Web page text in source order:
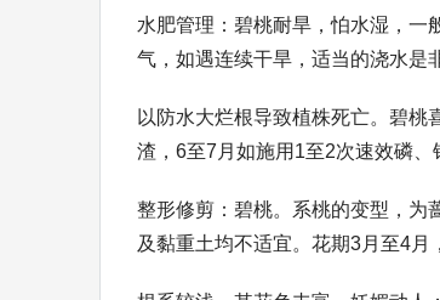
水肥管理：碧桃耐旱，怕水湿，一
气，如遇连续干旱，适当的浇水是
以防水大烂根导致植株死亡。碧
渣，6至7月如施用1至2次速效磷、
整形修剪：碧桃。系桃的变型，为
及黏重土均不适宜。花期3月至4月